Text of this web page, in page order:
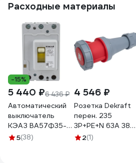
Расходные материалы
-15%
5 440 ₽6 436 ₽
Автоматический
выключатель
КЭАЗ ВА57Ф35-
340010-
5(38)
4 546 ₽
Розетка Dekraft
перен. 235
3Р+РЕ+N 63А 380В
IP67 РП-103
2(1)